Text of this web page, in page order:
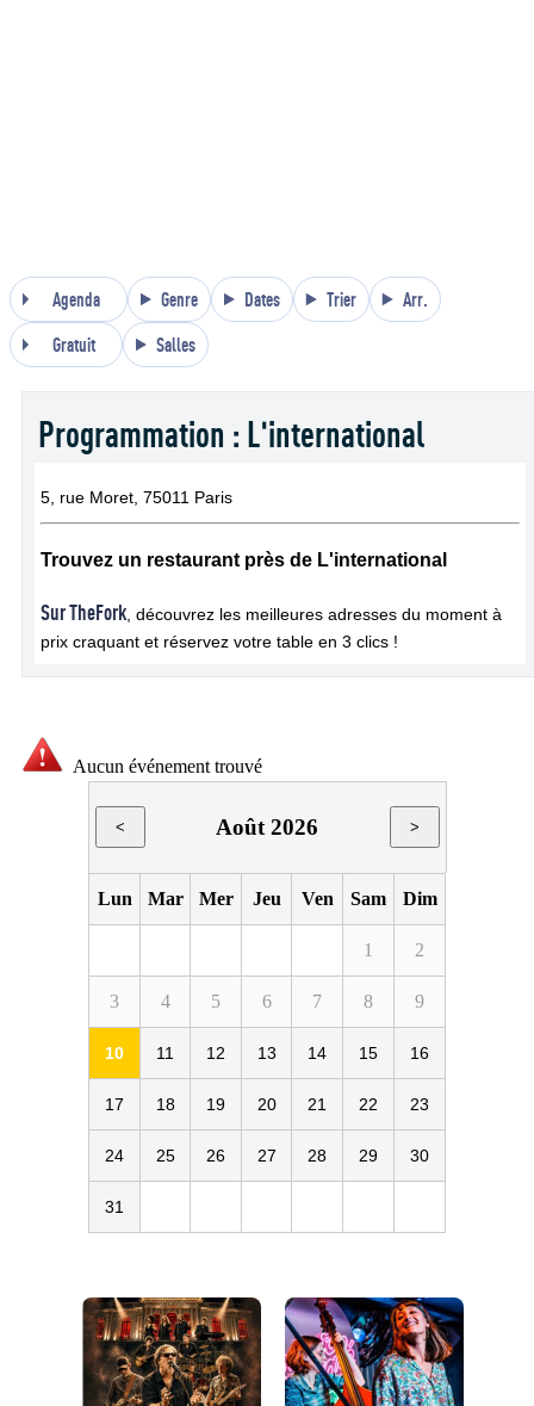
Agenda Genre Dates Trier Arr.
Gratuit Salles
Programmation : L'international
5, rue Moret, 75011 Paris
Trouvez un restaurant près de L'international
Sur TheFork , découvrez les meilleures adresses du moment à
prix craquant et réservez votre table en 3 clics !
Aucun événement trouvé
< Août 2026 >
Lun Mar Mer Jeu Ven Sam Dim
1 2
3 4 5 6 7 8 9
10 11 12 13 14 15 16
17 18 19 20 21 22 23
24 25 26 27 28 29 30
31